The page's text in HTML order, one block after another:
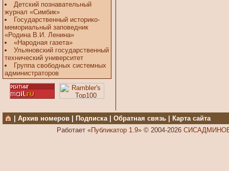
Детский познавательный
журнал «Симбик»
Государственный историко-
мемориальный заповедник
«Родина В.И. Ленина»
«Народная газета»
Ульяновский государственный
технический университет
Группа свободных системных
администраторов
Архив номеров Подписка| Обратная связь
Карта сайта
Работает «Публикатор 1.9»© 2004-2026